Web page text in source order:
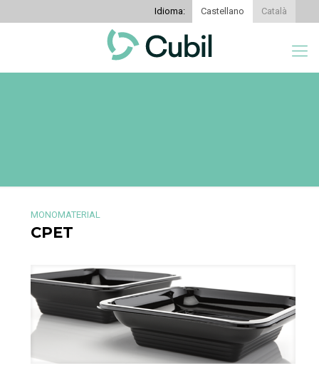
Idioma: Castellano Català
MONOMATERIAL
CPET